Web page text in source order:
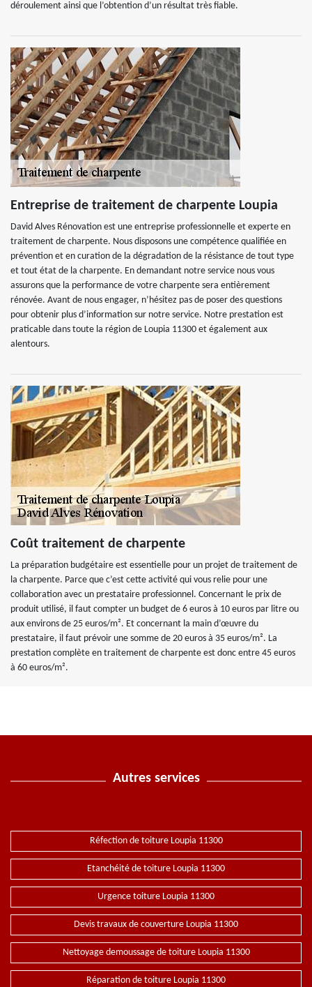
déroulement ainsi que l’obtention d’un résultat très fiable.
Entreprise de traitement de charpente Loupia
David Alves Rénovation est une entreprise professionnelle et experte en
traitement de charpente. Nous disposons une compétence qualifiée en
prévention et en curation de la dégradation de la résistance de tout type
et tout état de la charpente. En demandant notre service nous vous
assurons que la performance de votre charpente sera entièrement
rénovée. Avant de nous engager, n’hésitez pas de poser des questions
pour obtenir plus d’information sur notre service. Notre prestation est
praticable dans toute la région de Loupia 11300 et également aux
alentours.
Coût traitement de charpente
La préparation budgétaire est essentielle pour un projet de traitement de
la charpente. Parce que c’est cette activité qui vous relie pour une
collaboration avec un prestataire professionnel. Concernant le prix de
produit utilisé, il faut compter un budget de 6 euros à 10 euros par litre ou
aux environs de 25 euros/m². Et concernant la main d’œuvre du
prestataire, il faut prévoir une somme de 20 euros à 35 euros/m². La
prestation complète en traitement de charpente est donc entre 45 euros
à 60 euros/m².
Autres services
Réfection de toiture Loupia 11300
Etanchéité de toiture Loupia 11300
Urgence toiture Loupia 11300
Devis travaux de couverture Loupia 11300
Nettoyage demoussage de toiture Loupia 11300
Réparation de toiture Loupia 11300